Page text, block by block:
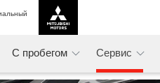
С пробегом Сервис